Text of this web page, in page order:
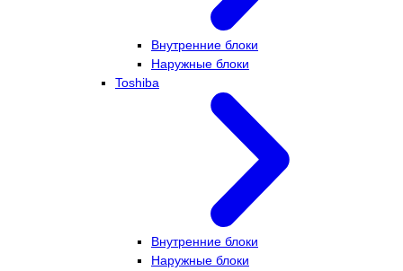
Внутренние блоки
Наружные блоки
Toshiba
Внутренние блоки
Наружные блоки